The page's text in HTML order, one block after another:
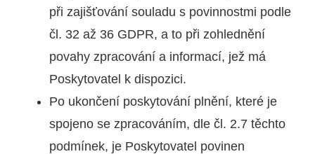
při zajišťování souladu s povinnostmi podle
čl. 32 až 36 GDPR, a to při zohlednění
povahy zpracování a informací, jež má
Poskytovatel k dispozici.
Po ukončení poskytování plnění, které je
spojeno se zpracováním, dle čl. 2.7 těchto
podmínek, je Poskytovatel povinen